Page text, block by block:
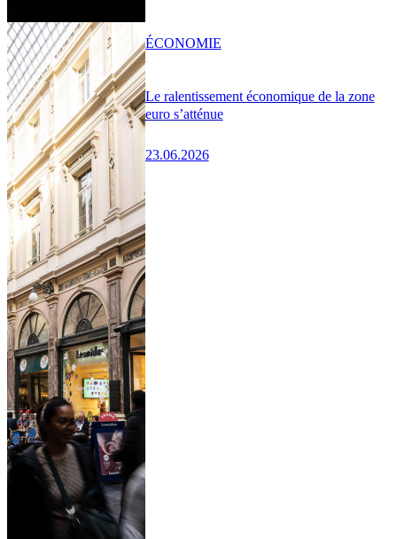
Le ralentissement économique de la zone
euro s’atténue
23.06.2026
ÉCONOMIE